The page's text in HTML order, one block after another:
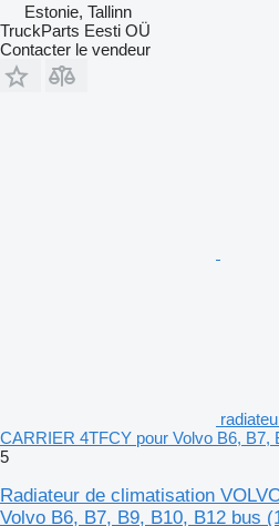
Estonie, Tallinn
TruckParts Eesti OÜ
Contacter le vendeur
CARRIER 4TFCY pour Volvo B6, B7,
5
Radiateur de climatisation
Volvo B6, B7, B9, B10, B12 bus